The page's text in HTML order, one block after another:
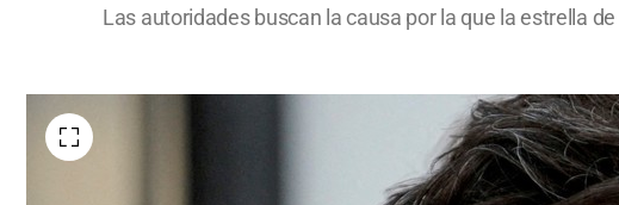
Las autoridades buscan la causa por la que la estrella